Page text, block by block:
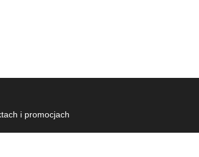
i promocjach